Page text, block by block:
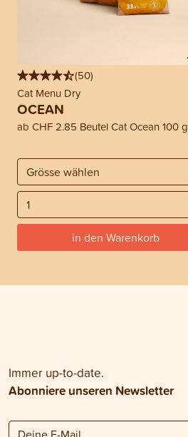
(50)
Cat Menu Dry
OCEAN
ab CHF 2.85 Beutel Cat Ocean 100 g
in den Warenkorb
Immer up-to-date.
Abonniere unseren Newsletter